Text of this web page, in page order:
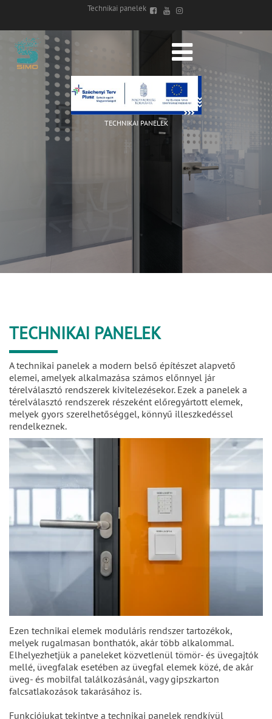
Technikai panelek
TECHNIKAI PANELEK
TECHNIKAI PANELEK
A technikai panelek a modern belső építészet alapvető
elemei, amelyek alkalmazása számos előnnyel jár
térelválasztó rendszerek kivitelezésekor. Ezek a panelek a
térelválasztó rendszerek részeként előregyártott elemek,
melyek gyors szerelhetőséggel, könnyű illeszkedéssel
rendelkeznek.
Ezen technikai elemek moduláris rendszer tartozékok,
melyek rugalmasan bonthatók, akár több alkalommal.
Elhelyezhetjük a paneleket közvetlenül tömör- és üvegajtók
mellé, üvegfalak esetében az üvegfal elemek közé, de akár
üveg- és mobilfal találkozásánál, vagy gipszkarton
falcsatlakozások takarásához is.
Funkciójukat tekintve a technikai panelek rendkívül